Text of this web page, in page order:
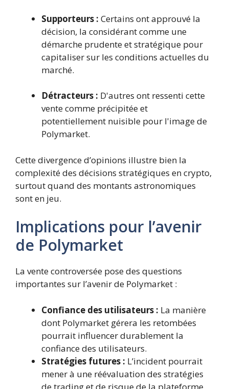
Supporteurs : Certains ont approuvé la
décision, la considérant comme une
démarche prudente et stratégique pour
capitaliser sur les conditions actuelles du
marché.
Détracteurs : D'autres ont ressenti cette
vente comme précipitée et
potentiellement nuisible pour l'image de
Polymarket.
Cette divergence d’opinions illustre bien la
complexité des décisions stratégiques en crypto,
surtout quand des montants astronomiques
sont en jeu.
Implications pour l’avenir
de Polymarket
La vente controversée pose des questions
importantes sur l’avenir de Polymarket :
Confiance des utilisateurs : La manière
dont Polymarket gérera les retombées
pourrait influencer durablement la
confiance des utilisateurs.
Stratégies futures : L’incident pourrait
mener à une réévaluation des stratégies
de trading et de risque de la plateforme.